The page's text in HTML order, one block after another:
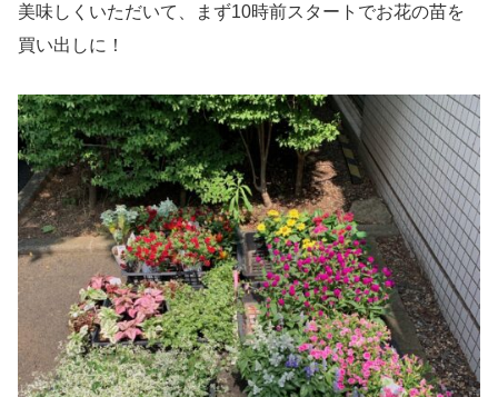
美味しくいただいて、まず10時前スタートでお花の苗を
買い出しに！